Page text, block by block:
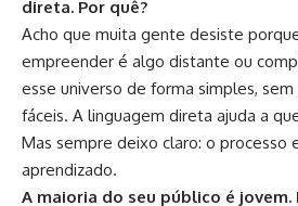
direta. Por quê?
Acho que muita gente desiste
empreender é algo distante ou
esse universo de forma simples,
fáceis. A linguagem direta ajuda a
Mas sempre deixo claro: o processo
aprendizado.
A maioria do seu público é jovem.